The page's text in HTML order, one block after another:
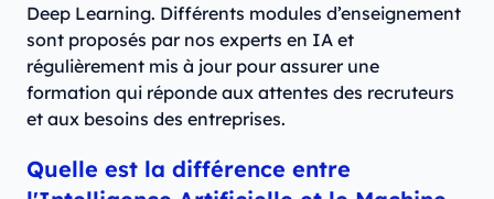
Deep Learning. Différents modules d’enseignement
sont proposés par nos experts en IA et
régulièrement mis à jour pour assurer une
formation qui réponde aux attentes des recruteurs
et aux besoins des entreprises.
Quelle est la différence entre